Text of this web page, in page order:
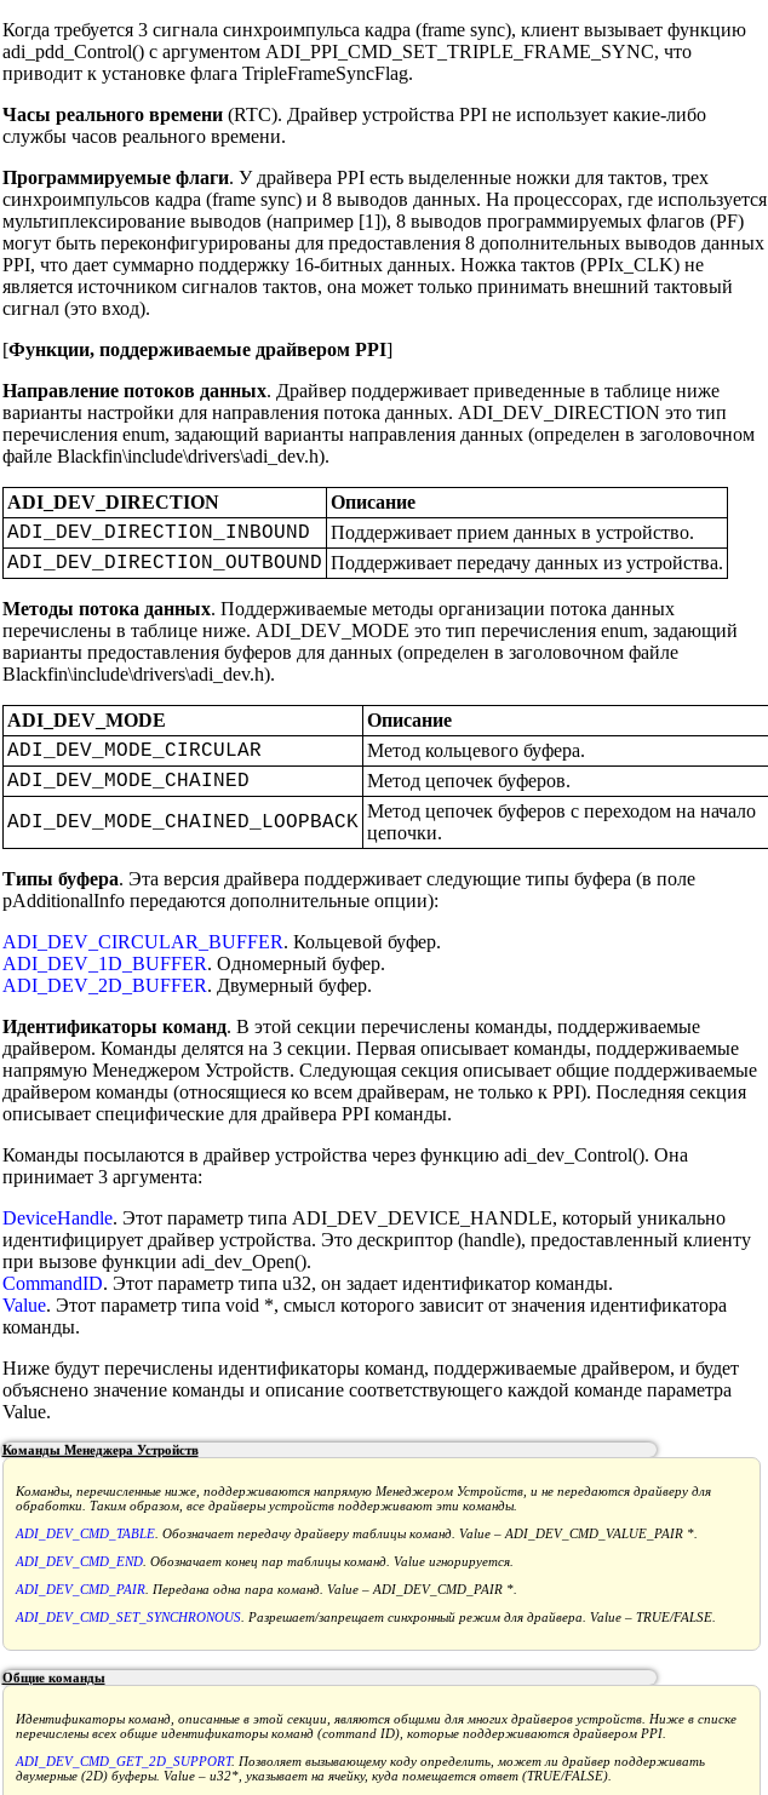
Когда требуется 3 сигнала синхроимпульса кадра (frame sync), клиент вызывает функцию
adi_pdd_Control() с аргументом ADI_PPI_CMD_SET_TRIPLE_FRAME_SYNC, что
приводит к установке флага TripleFrameSyncFlag.
Часы реального времени(RTC). Драйвер устройства PPI не использует какие-либо
службы часов реального времени.
Программируемые флаги. У драйвера PPI есть выделенные ножки для тактов, трех
синхроимпульсов кадра (frame sync) и 8 выводов данных. На процессорах, где используется
мультиплексирование выводов (например [1]), 8 выводов программируемых флагов (PF)
могут быть переконфигурированы для предоставления 8 дополнительных выводов данных
PPI, что дает суммарно поддержку 16-битных данных. Ножка тактов (PPIx_CLK) не
является источником сигналов тактов, она может только принимать внешний тактовый
сигнал (это вход).
[Функции, поддерживаемые драйвером PPI]
Направление потоков данных. Драйвер поддерживает приведенные в таблице ниже
варианты настройки для направления потока данных. ADI_DEV_DIRECTION это тип
перечисления enum, задающий варианты направления данных (определен в заголовочном
файле Blackfin\include\drivers\adi_dev.h).
ADI_DEV_DIRECTION Описание
ADI_DEV_DIRECTION_INBOUND Поддерживает прием данных в устройство.
ADI_DEV_DIRECTION_OUTBOUND Поддерживает передачу данных из устройства.
Методы потока данных. Поддерживаемые методы организации потока данных
перечислены в таблице ниже. ADI_DEV_MODE это тип перечисления enum, задающий
варианты предоставления буферов для данных (определен в заголовочном файле
Blackfin\include\drivers\adi_dev.h).
ADI_DEV_MODE Описание
ADI_DEV_MODE_CIRCULAR Метод кольцевого буфера.
ADI_DEV_MODE_CHAINED Метод цепочек буферов.
ADI_DEV_MODE_CHAINED_LOOPBACK
Метод цепочек буферов с переходом на начало
цепочки.
Типы буфера. Эта версия драйвера поддерживает следующие типы буфера (в поле
pAdditionalInfo передаются дополнительные опции):
ADI_DEV_CIRCULAR_BUFFER. Кольцевой буфер.
ADI_DEV_1D_BUFFER. Одномерный буфер.
ADI_DEV_2D_BUFFER. Двумерный буфер.
Идентификаторы команд. В этой секции перечислены команды, поддерживаемые
драйвером. Команды делятся на 3 секции. Первая описывает команды, поддерживаемые
напрямую Менеджером Устройств. Следующая секция описывает общие поддерживаемые
драйвером команды (относящиеся ко всем драйверам, не только к PPI). Последняя секция
описывает специфические для драйвера PPI команды.
Команды посылаются в драйвер устройства через функцию adi_dev_Control(). Она
принимает 3 аргумента:
DeviceHandle. Этот параметр типа ADI_DEV_DEVICE_HANDLE, который уникально
идентифицирует драйвер устройства. Это дескриптор (handle), предоставленный клиенту
при вызове функции adi_dev_Open().
CommandID. Этот параметр типа u32, он задает идентификатор команды.
Value. Этот параметр типа void *, смысл которого зависит от значения идентификатора
команды.
Ниже будут перечислены идентификаторы команд, поддерживаемые драйвером, и будет
объяснено значение команды и описание соответствующего каждой команде параметра
Value.
Команды Менеджера Устройств
Команды, перечисленные ниже, поддерживаются напрямую Менеджером Устройств, и не передаются драйверу для
обработки. Таким образом, все драйверы устройств поддерживают эти команды.
ADI_DEV_CMD_TABLE. Обозначает передачу драйверу таблицы команд. Value – ADI_DEV_CMD_VALUE_PAIR *.
ADI_DEV_CMD_END. Обозначает конец пар таблицы команд. Value игнорируется.
ADI_DEV_CMD_PAIR. Передана одна пара команд. Value – ADI_DEV_CMD_PAIR *.
ADI_DEV_CMD_SET_SYNCHRONOUS. Разрешает/запрещает синхронный режим для драйвера. Value – TRUE/FALSE.
Общие команды
Идентификаторы команд, описанные в этой секции, являются общими для многих драйверов устройств. Ниже в списке
перечислены всех общие идентификаторы команд (command ID), которые поддерживаются драйвером PPI.
ADI_DEV_CMD_GET_2D_SUPPORT. Позволяет вызывающему коду определить, может ли драйвер поддерживать
двумерные (2D) буферы. Value – u32*, указывает на ячейку, куда помещается ответ (TRUE/FALSE).